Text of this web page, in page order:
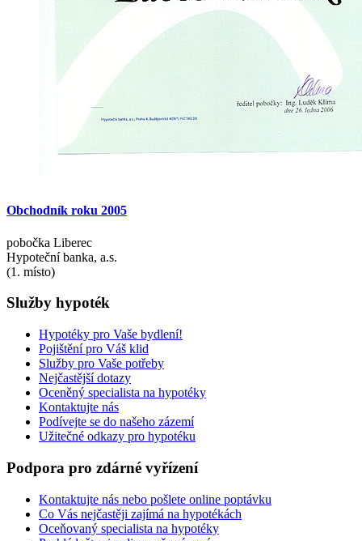
Obchodník roku 2005
pobočka Liberec
Hypoteční banka, a.s.
(1. místo)
Služby hypoték
Hypotéky pro Vaše bydlení!
Pojištění pro Váš klid
Služby pro Vaše potřeby
Nejčastější dotazy
Oceněný specialista na hypotéky
Kontaktujte nás
Podívejte se do našeho zázemí
Užitečné odkazy pro hypotéku
Podpora pro zdárné vyřízení
Kontaktujte nás nebo pošlete online poptávku
Co Vás nejčastěji zajímá na hypotékách
Oceňovaný specialista na hypotéky